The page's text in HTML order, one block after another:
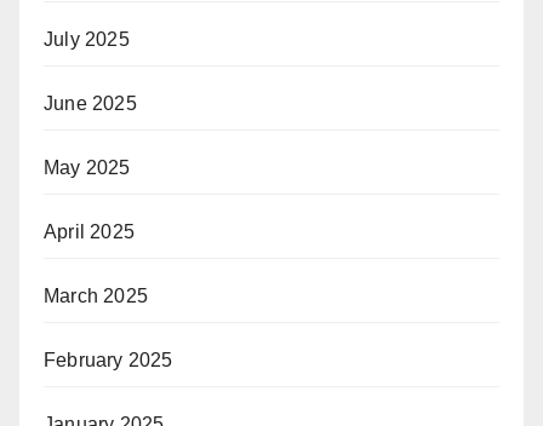
July 2025
June 2025
May 2025
April 2025
March 2025
February 2025